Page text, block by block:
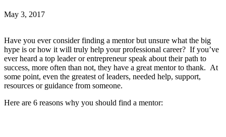
May 3, 2017
Have you ever consider finding a mentor but unsure what the big
hype is or how it will truly help your professional career? If you’ve
ever heard a top leader or entrepreneur speak about their path to
success, more often than not, they have a great mentor to thank. At
some point, even the greatest of leaders, needed help, support,
resources or guidance from someone.
Here are 6 reasons why you should find a mentor: